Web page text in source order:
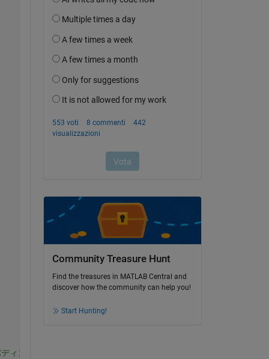
ィング
Community Treasure Hunt
Find the treasures in MATLAB Central and
discover how the community can help you!
Start Hunting!